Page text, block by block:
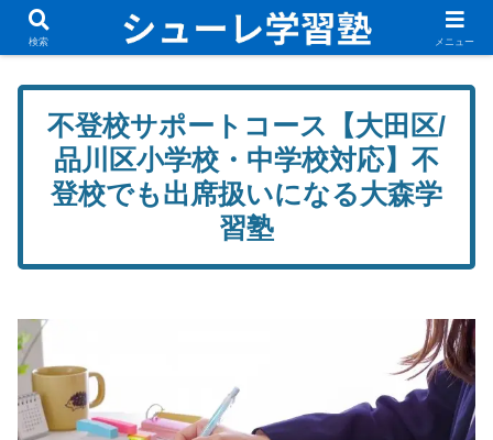
無料体験講座実施中！新規入塾生募集中です！
不登校サポートコース【大田区/
品川区小学校・中学校対応】不
登校でも出席扱いになる大森学
習塾
検索 メニュー